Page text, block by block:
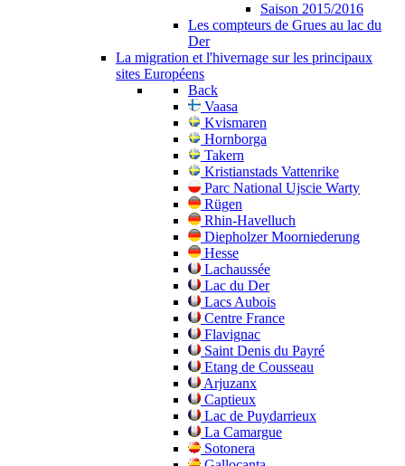
Saison 2015/2016
Les compteurs de Grues au lac du
Der
La migration et l'hivernage sur les principaux
sites Européens
Back
Vaasa
Kvismaren
Hornborga
Takern
Kristianstads Vattenrike
Parc National Ujscie Warty
Rügen
Rhin-Havelluch
Diepholzer Moorniederung
Hesse
Lachaussée
Lac du Der
Lacs Aubois
Centre France
Flavignac
Saint Denis du Payré
Etang de Cousseau
Arjuzanx
Captieux
Lac de Puydarrieux
La Camargue
Sotonera